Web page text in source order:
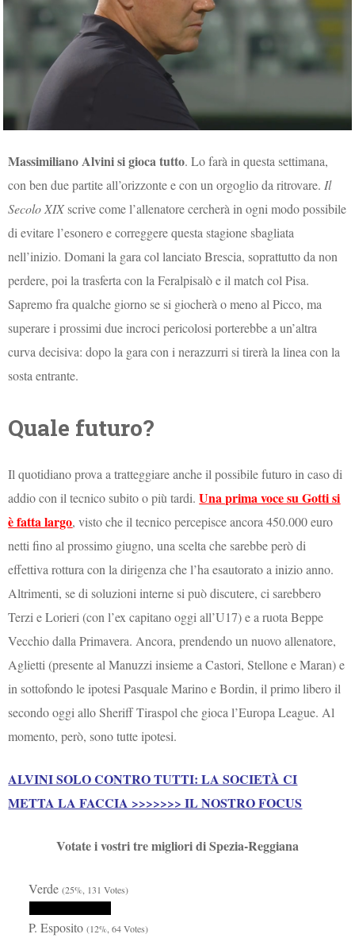
Massimiliano Alvini si gioca tutto. Lo farà in questa settimana,
con ben due partite all’orizzonte e con un orgoglio da ritrovare. Il
Secolo XIXscrive come l’allenatore cercherà in ogni modo possibile
di evitare l’esonero e correggere questa stagione sbagliata
nell’inizio. Domani la gara col lanciato Brescia, soprattutto da non
perdere, poi la trasferta con la Feralpisalò e il match col Pisa.
Sapremo fra qualche giorno se si giocherà o meno al Picco, ma
superare i prossimi due incroci pericolosi porterebbe a un’altra
curva decisiva: dopo la gara con i nerazzurri si tirerà la linea con la
sosta entrante.
Quale futuro?
Il quotidiano prova a tratteggiare anche il possibile futuro in caso di
addio con il tecnico subito o più tardi.Una prima voce su Gotti si
è fatta largo, visto che il tecnico percepisce ancora 450.000 euro
netti fino al prossimo giugno, una scelta che sarebbe però di
effettiva rottura con la dirigenza che l’ha esautorato a inizio anno.
Altrimenti, se di soluzioni interne si può discutere, ci sarebbero
Terzi e Lorieri (con l’ex capitano oggi all’U17) e a ruota Beppe
Vecchio dalla Primavera. Ancora, prendendo un nuovo allenatore,
Aglietti (presente al Manuzzi insieme a Castori, Stellone e Maran) e
in sottofondo le ipotesi Pasquale Marino e Bordin, il primo libero il
secondo oggi allo Sheriff Tiraspol che gioca l’Europa League. Al
momento, però, sono tutte ipotesi.
ALVINI SOLO CONTRO TUTTI: LA SOCIETÀ CI
METTA LA FACCIA >>>>>>> IL NOSTRO FOCUS
Votate i vostri tre migliori di Spezia-Reggiana
Verde(25%, 131 Votes)
P. Esposito(12%, 64 Votes)